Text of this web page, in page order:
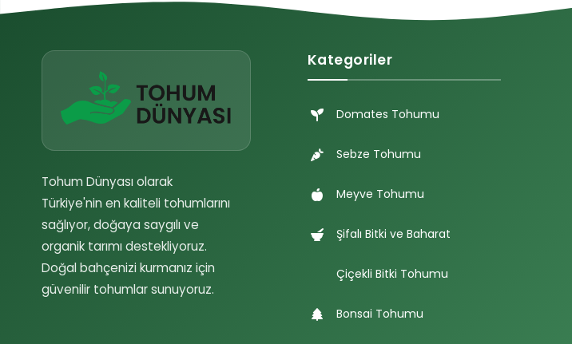
Tohum Dünyası olarak
Türkiye'nin en kaliteli tohumlarını
sağlıyor, doğaya saygılı ve
organik tarımı destekliyoruz.
Doğal bahçenizi kurmanız için
güvenilir tohumlar sunuyoruz.
Kategoriler
Domates Tohumu
Sebze Tohumu
Meyve Tohumu
Şifalı Bitki ve Baharat
Çiçekli Bitki Tohumu
Bonsai Tohumu